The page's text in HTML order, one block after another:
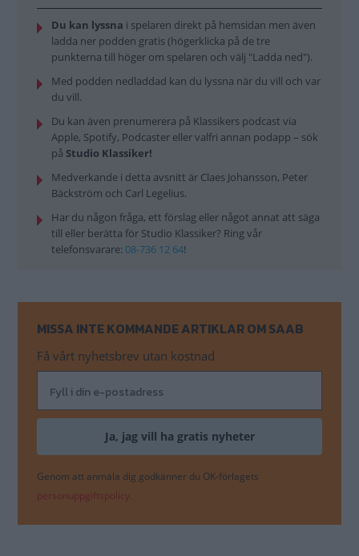
Du kan lyssna i spelaren direkt på hemsidan men även
ladda ner podden gratis (högerklicka på de tre
punkterna till höger om spelaren och välj "Ladda ned").
Med podden nedladdad kan du lyssna när du vill och var
du vill.
Du kan även prenumerera på Klassikers podcast via
Apple, Spotify, Podcaster eller valfri annan podapp – sök
på Studio Klassiker!
Medverkande i detta avsnitt är Claes Johansson, Peter
Bäckström och Carl Legelius.
Har du någon fråga, ett förslag eller något annat att säga
till eller berätta för Studio Klassiker? Ring vår
telefonsvarare: 08-736 12 64!
MISSA INTE KOMMANDE ARTIKLAR OM SAAB
Få vårt nyhetsbrev utan kostnad
Genom att anmäla dig godkänner du OK-förlagets
personuppgiftspolicy.